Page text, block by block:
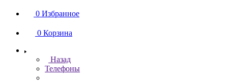
0 Избранное
0 Корзина
Назад
Телефоны